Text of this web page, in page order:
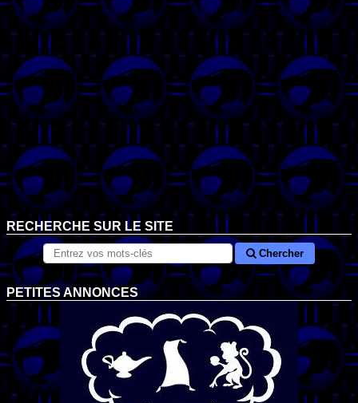
RECHERCHE SUR LE SITE
Chercher
PETITES ANNONCES